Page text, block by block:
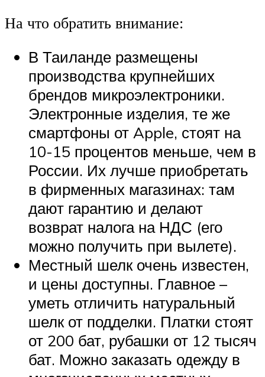
На что обратить внимание:
В Таиланде размещены
производства крупнейших
брендов микроэлектроники.
Электронные изделия, те же
смартфоны от Apple, стоят на
10-15 процентов меньше, чем в
России. Их лучше приобретать
в фирменных магазинах: там
дают гарантию и делают
возврат налога на НДС (его
можно получить при вылете).
Местный шелк очень известен,
и цены доступны. Главное –
уметь отличить натуральный
шелк от подделки. Платки стоят
от 200 бат, рубашки от 12 тысяч
бат. Можно заказать одежду в